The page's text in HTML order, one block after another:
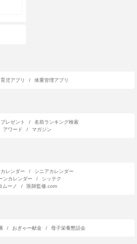
児アプリ / 体重管理アプリ
レゼント /
名前ランキング検索
アワード
/ マガジン
レンダー /
シニアカレンダー
ンカレンダー
/
シッテク
ムーノ
/ 医師監修.com
/ おぎゃー献金 / 母子栄養懇話会